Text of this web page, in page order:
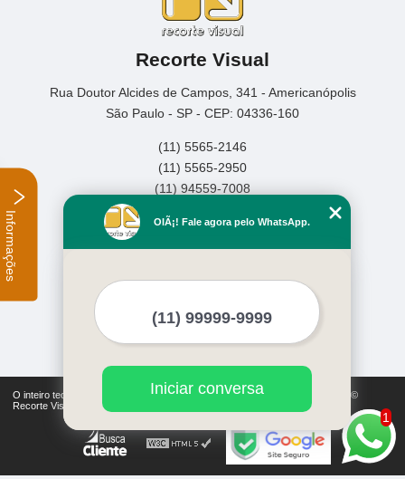
Recorte Visual
Rua Doutor Alcides de Campos, 341 - Americanópolis
São Paulo - SP - CEP: 04336-160
(11) 5565-2146
(11) 5565-2950
(11) 94559-7008
Home
Serviços
Mapa do site
Mais Serviços
O inteiro teor deste site está sujeito à proteção de direitos autorais. Copyright©
Recorte Visual (Lei 9610 de 19/02/1998)
1
OlÃ¡! Fale agora pelo WhatsApp.
Iniciar conversa
Informações